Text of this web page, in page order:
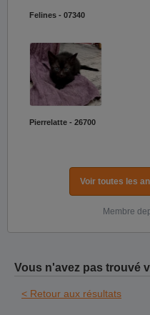
Felines - 07340
Pierrelatte - 26700
Voir toutes les
Membre
Vous n'avez pas trouvé
< Retour aux résultats